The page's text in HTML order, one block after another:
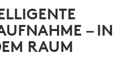
– IN
RAUM